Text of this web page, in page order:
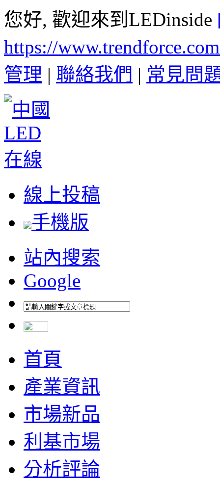
您好, 歡迎來到LEDinside
https://
管理 | 聯絡我們 | 常見問
線上投稿
手機版
站內搜索
Google
首頁
產業資訊
市場新品
利基市場
分析評論